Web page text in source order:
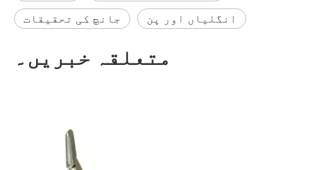
جانچ کی تحقیقات
انگلیاں اور پن
متعلقہ خبریں۔